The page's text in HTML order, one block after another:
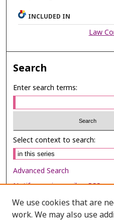
INCLUDED IN
Law
Search
Enter search terms:
Select context to search:
Advanced Search
Notify me via email orRSS
Browse
We use cookies that are
work. We may also use